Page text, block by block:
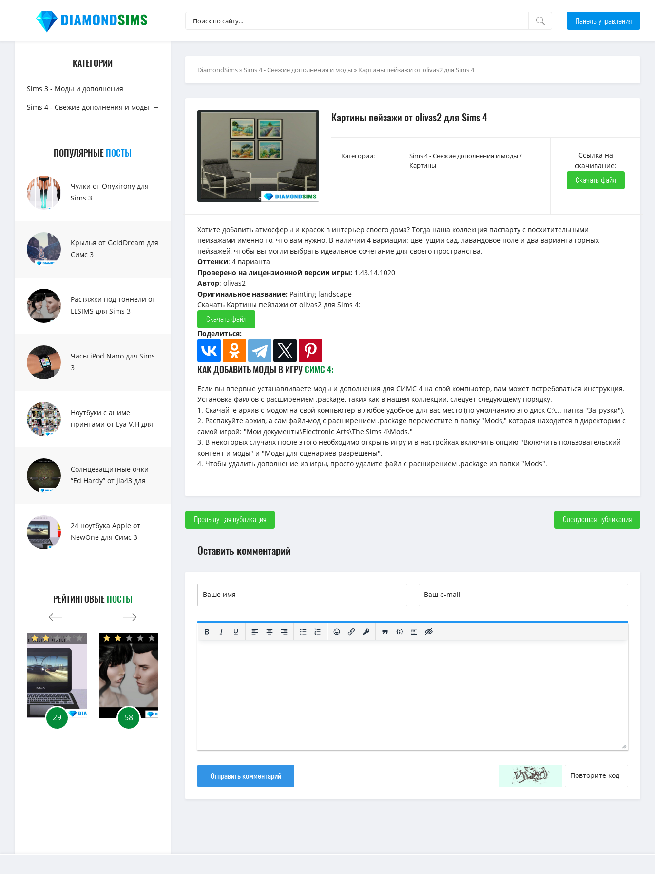
Панель управления
КАТЕГОРИИ
Sims 3 - Моды и дополнения
Sims 4 - Свежие дополнения и моды
ПОПУЛЯРНЫЕПОСТЫ
Чулки от Onyxirony для
Sims 3
Крылья от GoldDream для
Симс 3
Растяжки под тоннели от
LLSIMS для Sims 3
Часы iPod Nano для Sims
3
Ноутбуки с аниме
принтами от Lya V.H для
Солнцезащитные очки
“Ed Hardy” от jla43 для
24 ноутбука Apple от
NewOne для Симс 3
РЕЙТИНГОВЫЕПОСТЫ
29 58
DiamondSims»Sims 4 - Свежие дополнения и моды » Картины пейзажи от olivas2 для Sims 4
Картины пейзажи от olivas2 для Sims 4
Категории: Sims 4 - Свежие дополнения и моды /
Картины
Ссылка на
скачивание:
Скачать файл
Хотите добавить атмосферы и красок в интерьер своего дома? Тогда наша коллекция паспарту с восхитительными
пейзажами именно то, что вам нужно. В наличии 4 вариации: цветущий сад, лавандовое поле и два варианта горных
пейзажей, чтобы вы могли выбрать идеальное сочетание для своего пространства.
Оттенки: 4 варианта
Проверено на лицензионной версии игры: 1.43.14.1020
Автор: olivas2
Оригинальное название: Painting landscape
Скачать Картины пейзажи от olivas2 для Sims 4:
Скачать файл
Поделиться:
КАК ДОБАВИТЬ МОДЫ В ИГРУСИМС 4:
Если вы впервые устанавливаете моды и дополнения для СИМС 4 на свой компьютер, вам может потребоваться инструкция.
Установка файлов с расширением .package, таких как в нашей коллекции, следует следующему порядку.
1. Скачайте архив с модом на свой компьютер в любое удобное для вас место (по умолчанию это диск C:\... папка "Загрузки").
2. Распакуйте архив, а сам файл-мод с расширением .package переместите в папку "Mods," которая находится в директории с
самой игрой: "Мои документы\Electronic Arts\The Sims 4\Mods."
3. В некоторых случаях после этого необходимо открыть игру и в настройках включить опцию "Включить пользовательский
контент и моды" и "Моды для сценариев разрешены".
4. Чтобы удалить дополнение из игры, просто удалите файл с расширением .package из папки "Mods".
Предыдущая публикация Следующая публикация
Оставить комментарий
Отправить комментарий